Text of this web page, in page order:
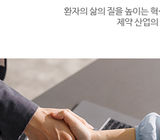
환자의 삶의 질을 높이는
제약 산업